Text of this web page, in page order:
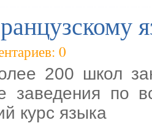
0
200 школ
заведения по
курс языка